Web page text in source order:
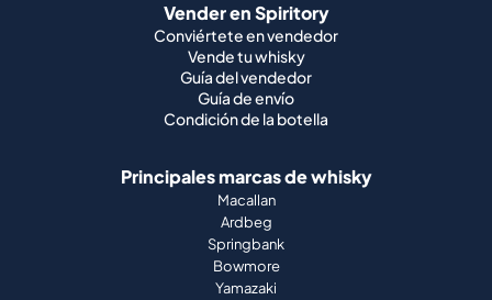
Vender en Spiritory
Conviértete en vendedor
Vende tu whisky
Guía del vendedor
Guía de envío
Condición de la botella
Principales marcas de whisky
Macallan
Ardbeg
Springbank
Bowmore
Yamazaki